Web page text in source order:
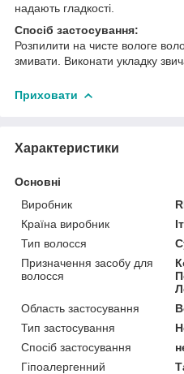
надають гладкості.
Спосіб застосування:
Розпилити на чисте вологе
змивати. Виконати укладку
Приховати
Характеристики
Основні
Виробник
Країна виробник
Тип волосся
Призначення засобу для
волосся
Область застосування
Тип застосування
Спосіб застосування
Гіпоалергенний